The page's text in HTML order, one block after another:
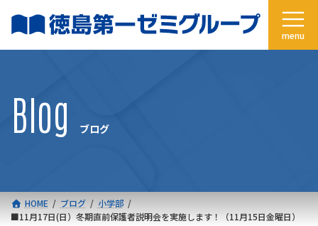
ン
ー
Blog ブログ
HOME ブログ
小学部
■11月17日(日）冬期直前保護者説明会を実施します！（11月15日金曜日）